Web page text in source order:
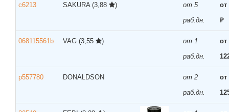
c6213 SAKURA (3,88 )
от 5
раб.дн.
от
₽
068115561b VAG (3,55 )
от 1
раб.дн.
от
p557780 DONALDSON
от 2
раб.дн.
от